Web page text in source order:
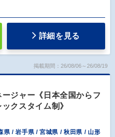
詳細を見る
掲載期間：26/08/06～26/08/19
ジャー《日本全国からフ
クスタイム制》
県 / 岩手県 / 宮城県 / 秋田県 / 山形